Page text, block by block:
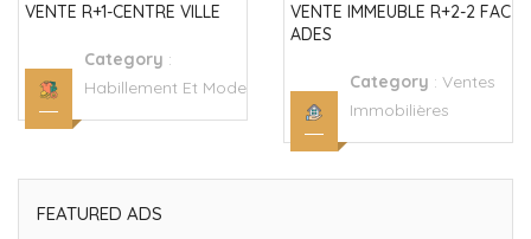
VENTE R+1-CENTRE VILLE
Category :
Habillement Et Mode
VENTE IMMEUBLE R+2-2 FAC
ADES
Category : Ventes
Immobilières
FEATURED ADS